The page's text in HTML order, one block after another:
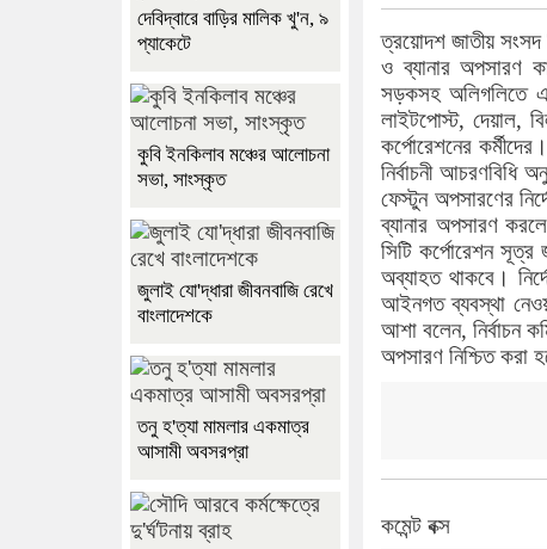
ত্রয়োদশ জাতীয় সংসদ
ও ব্যানার অপসারণ
সড়কসহ অলিগলিতে এ
লাইটপোস্ট, দেয়াল,
কর্পোরেশনের
নির্বাচনী আচরণবিধি
ফেস্টুন অপসারণের
ব্যানার অপসারণ
সিটি কর্পোরেশন সূত্র
অব্যাহত থাকবে।
আইনগত ব্যবস্থা
আশা বলেন, নির্বাচন
অপসারণ নিশ্চিত করা
কমেন্ট বক্স
দেবিদ্বারে বাড়ির মালিক খু'ন, ৯
প্যাকেটে
কুবি ইনকিলাব মঞ্চের আলোচনা
সভা, সাংস্কৃত
জুলাই যো'দ্ধারা জীবনবাজি রেখে
বাংলাদেশকে
তনু হ'ত্যা মামলার একমাত্র
আসামী অবসরপ্রা